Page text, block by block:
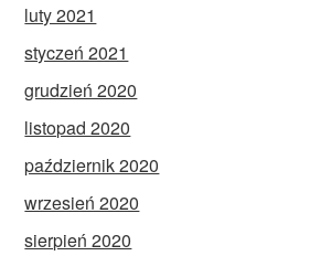
luty 2021
styczeń 2021
grudzień 2020
listopad 2020
październik 2020
wrzesień 2020
sierpień 2020